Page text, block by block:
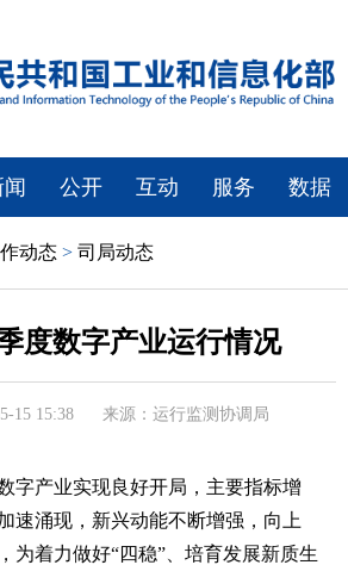
闻 公开 互动 服务 数据
动态 > 司局动态
度数字产业运行情况
15 15:38 来源：运行监测协调局
字产业实现良好开局，主要指标增
速涌现，新兴动能不断增强，向上
为着力做好“四稳”、培育发展新质生